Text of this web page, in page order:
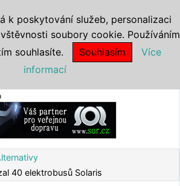
40 elektrobusů Solaris
k poskytování služeb, personalizaci
soubory cookie. Používáním
souhlasíte.
Souhlasím
Více
informací